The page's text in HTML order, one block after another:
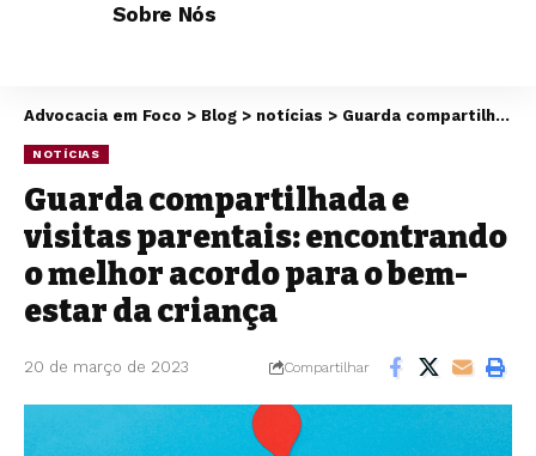
Sobre Nós
Advocacia em Foco > Blog > notícias > Guarda compartilhada e visitas parentais: encontrando o melhor acordo para o bem-estar da criança
NOTÍCIAS
Guarda compartilhada e
visitas parentais: encontrando
o melhor acordo para o bem-
estar da criança
20 de março de 2023 Compartilhar